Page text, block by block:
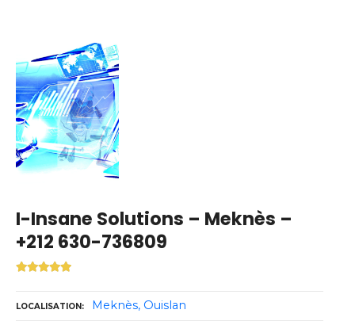
I-Insane Solutions – Meknès –
+212 630-736809
LOCALISATION Meknès Ouislan